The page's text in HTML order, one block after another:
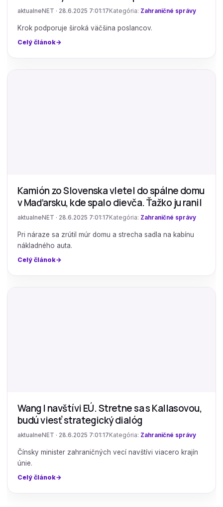
aktualneNET · 28.6.2025 7:01:17 Kategória: Zahraničné správy
Krok podporuje široká väčšina poslancov.
Celý článok
Kamión zo Slovenska vletel do spálne domu
v Maďarsku, kde spalo dievča. Ťažko ju ranil
aktualneNET · 28.6.2025 7:01:17 Kategória: Zahraničné správy
Pri náraze sa zrútil múr domu a strecha sadla na kabínu
nákladného auta.
Celý článok
Wang I navštívi EÚ. Stretne sa s Kallasovou,
budú viesť strategický dialóg
aktualneNET · 28.6.2025 7:01:17 Kategória: Zahraničné správy
Čínsky minister zahraničných vecí navštívi viacero krajín
únie.
Celý článok